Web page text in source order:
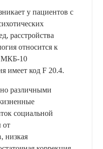
у пациентов с
расстройства
относится к
МКБ-10
имеет код F 20.4.
различными
социальной
от
низкая